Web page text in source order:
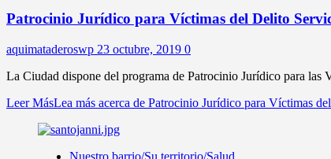
Patrocinio Jurídico para Víctimas del Delito
aquimataderoswp 23 octubre, 2019 0
La Ciudad dispone del programa de Patrocinio Jurídico para
Leer MásLea más acerca de Patrocinio Jurídico para Víctimas
Nuestro barrio/Su territorio/Salud